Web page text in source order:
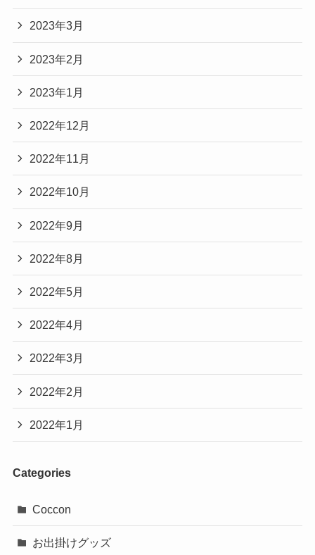
2023年3月
2023年2月
2023年1月
2022年12月
2022年11月
2022年10月
2022年9月
2022年8月
2022年5月
2022年4月
2022年3月
2022年2月
2022年1月
Categories
Coccon
お出掛けグッズ